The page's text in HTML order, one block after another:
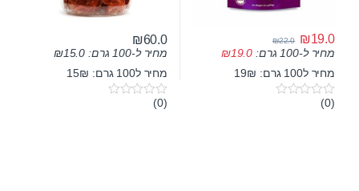
₪19.0
₪22.0
מחיר ל-100 גרם: ₪19.0
מחיר ל100 גרם: 19₪
0(0)
₪60.0
מחיר ל-100 גרם: ₪15.0
מחיר ל100 גרם: 15₪
0(0)